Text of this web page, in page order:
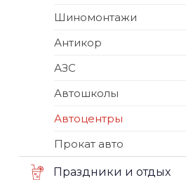
Шиномонтажи
Антикор
АЗС
Автошколы
Автоцентры
Прокат авто
Праздники и отдых